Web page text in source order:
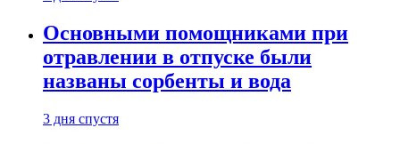
Основными помощниками при
отравлении в отпуске были
названы сорбенты и вода
3 дня спустя